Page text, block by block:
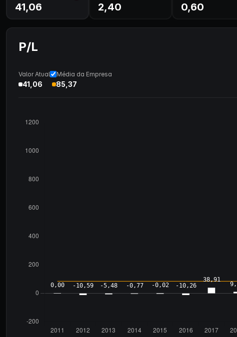
41,06 2,40 0,60
P/L
Valor Atual
41,06
Média da Empresa
85,37